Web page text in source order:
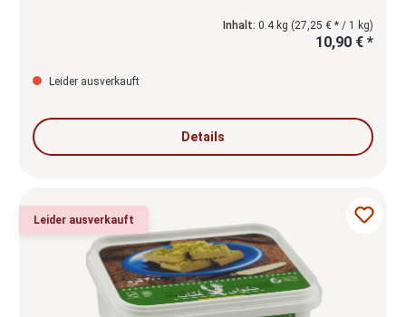
Inhalt: 0.4 kg (27,25 € * / 1 kg)
10,90 € *
Leider ausverkauft
Details
Leider ausverkauft